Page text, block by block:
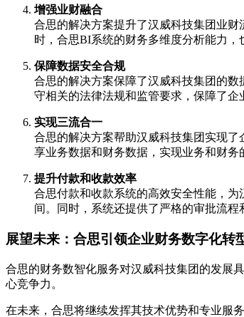
增强业财融合
合思的解决方案提升了汉威科技集团业
时，合思BI系统的财务多维度分析能力
保障数据安全合规
合思的解决方案保障了汉威科技集团的
守相关的法律法规和监管要求，保障了企
实现三流合一
合思的解决方案帮助汉威科技集团实现
享业务数据和财务数据，实现业务和财务
提升付款和收款效率
合思付款和收款系统的高效安全性能，
间。同时，系统还提供了严格的审批流程
展望未来：合思引领企业财务数字化转
合思的财务数智化服务对汉威科技集团的发展
心竞争力。
在未来，合思将继续发挥其技术优势和专业服